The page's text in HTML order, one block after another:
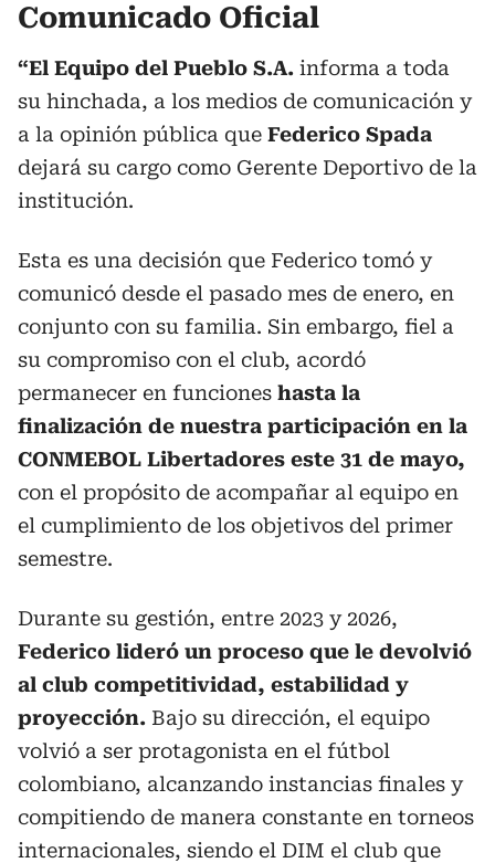
Comunicado Oficial
“El Equipo del Pueblo S.A. informa a toda
su hinchada, a los medios de comunicación y
a la opinión pública que Federico Spada
dejará su cargo como Gerente Deportivo de la
institución.
Esta es una decisión que Federico tomó y
comunicó desde el pasado mes de enero, en
conjunto con su familia. Sin embargo, fiel a
su compromiso con el club, acordó
permanecer en funciones hasta la
finalización de nuestra participación en la
CONMEBOL Libertadores este 31 de mayo,
con el propósito de acompañar al equipo en
el cumplimiento de los objetivos del primer
semestre.
Durante su gestión, entre 2023 y 2026,
Federico lideró un proceso que le devolvió
al club competitividad, estabilidad y
proyección. Bajo su dirección, el equipo
volvió a ser protagonista en el fútbol
colombiano, alcanzando instancias finales y
compitiendo de manera constante en torneos
internacionales, siendo el DIM el club que